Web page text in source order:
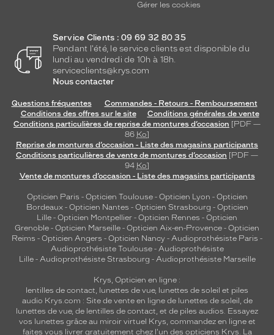
Gérer les cookies
Service Clients : 09 69 32 80 35
Pendant l'été, le service clients est disponible du
lundi au vendredi de 10h à 18h.
serviceclients@krys.com
Nous contacter
Questions fréquentes
Commandes - Retours - Remboursement
Conditions des offres sur le site
Conditions générales de vente
Conditions particulières de reprise de montures d’occasion [PDF —
86 Ko]
Reprise de montures d’occasion - Liste des magasins participants
Conditions particulières de vente de montures d’occasion [PDF —
94 Ko]
Vente de montures d’occasion - Liste des magasins participants
Opticien Paris - Opticien Toulouse- Opticien Lyon - Opticien
Bordeaux- Opticien Nantes - Opticien Strasbourg - Opticien
Lille - Opticien Montpellier - Opticien Rennes - Opticien
Grenoble - Opticien Marseille - Opticien Aix-en-Provence - Opticien
Reims - Opticien Angers - Opticien Nancy - Audioprothésiste Paris -
Audioprothésiste Toulouse- Audioprothésiste
Lille- Audioprothésiste Strasbourg - Audioprothésiste Marseille
Krys, Opticien en ligne :
lentilles de contact, lunettes de vue, lunettes de soleil et piles
audio Krys.com : Site de vente en ligne de lunettes de soleil, de
lunettes de vue, de lentilles de contact, et de piles audios. Essayez
vos lunettes grâce au miroir virtuel Krys, commandez en ligne et
faites vous livrer gratuitement chez l'un des opticiens Krys. La